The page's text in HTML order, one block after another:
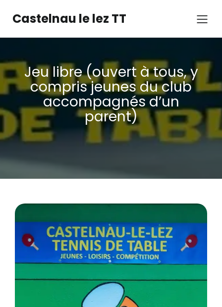
Castelnau le lez TT
Jeu libre (ouvert à tous, y
compris jeunes du club
accompagnés d’un
parent)